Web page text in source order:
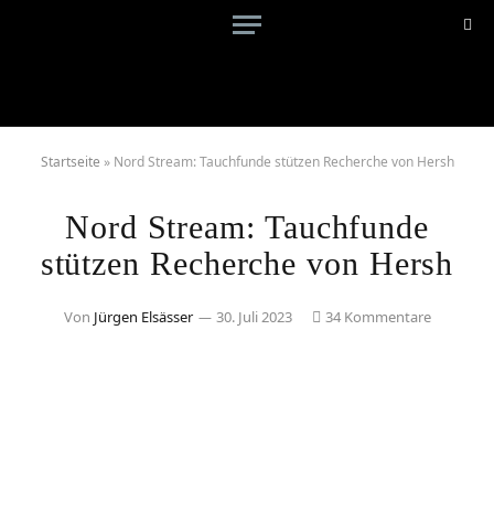
Startseite » Nord Stream: Tauchfunde stützen Recherche von Hersh
Nord Stream: Tauchfunde
stützen Recherche von Hersh
Von Jürgen Elsässer 30. Juli 2023 34 Kommentare